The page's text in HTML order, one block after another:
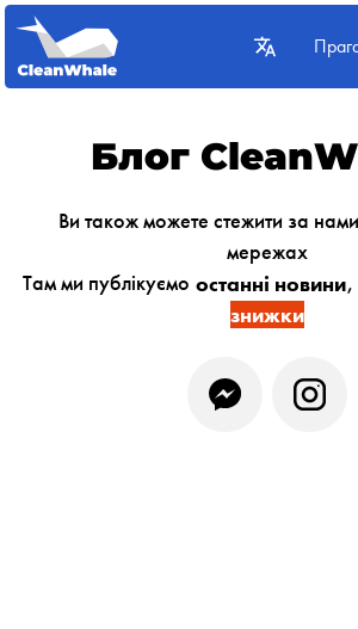
Блог
Ви також можете стежити за
мережах
Там ми публікуємо останні новини
знижки